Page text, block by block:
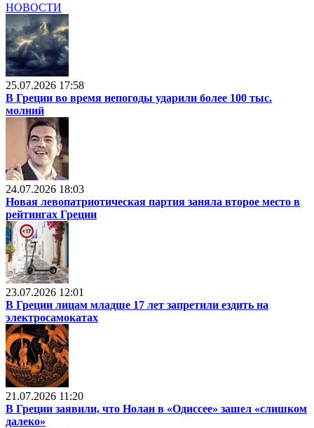
НОВОСТИ
25.07.2026 17:58
В Греции во время непогоды ударили более 100 тыс.
молний
24.07.2026 18:03
Новая левопатриотическая партия заняла второе место в
рейтингах Греции
23.07.2026 12:01
В Греции лицам младше 17 лет запретили ездить на
электросамокатах
21.07.2026 11:20
В Греции заявили, что Нолан в «Одиссее» зашел «слишком
далеко»